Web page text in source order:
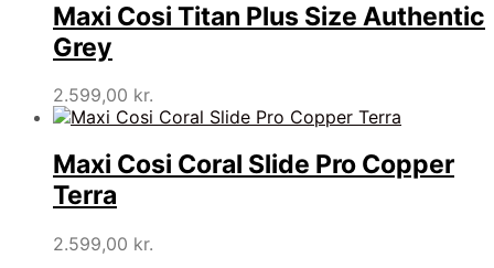
Maxi Cosi Titan Plus Size Authentic
Grey
2.599,00 kr.
Maxi Cosi Coral Slide Pro Copper
Terra
2.599,00 kr.